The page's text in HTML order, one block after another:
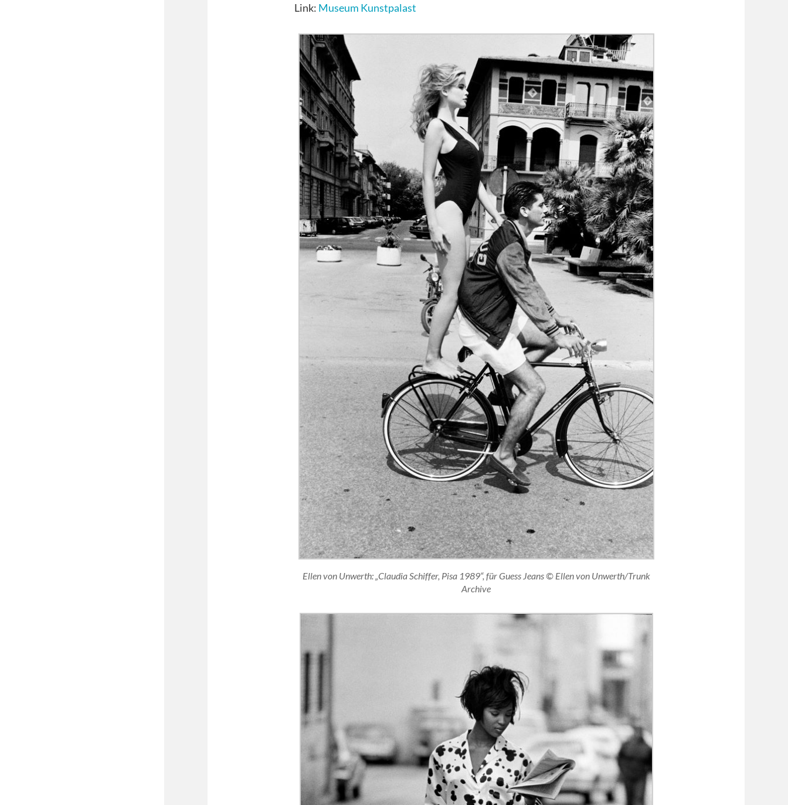
Link: Museum Kunstpalast
Ellen von Unwerth: „Claudia Schiffer, Pisa 1989“, für Guess Jeans © Ellen von Unwerth/Trunk
Archive